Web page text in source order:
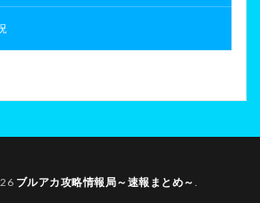
ブルアカ攻略情報局～速報まとめ～